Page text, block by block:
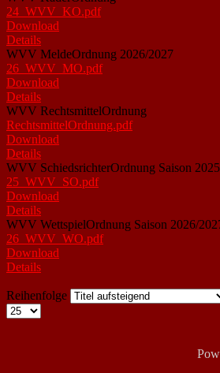
24_WVV_KO.pdf
Download
Details
WVV MeldeOrdnung 2026/2027
26_WVV_MO.pdf
Download
Details
WVV RechtsmittelOrdnung
RechtsmittelOrdnung.pdf
Download
Details
WVV SchiedsrichterOrdnung Saison
25_WVV_SO.pdf
Download
Details
WVV WettspielOrdnung Saison 2026/
26_WVV_WO.pdf
Download
Details
Reihenfolge